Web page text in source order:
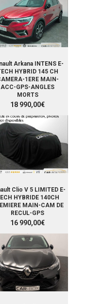
Arkana INTENS E-
HYBRID 145 CH
1ERE MAIN-
ACC-GPS-ANGLES
MORTS
18 990,00€
Clio V 5 LIMITED E-
HYBRIDE 140CH
MAIN-CAM DE
RECUL-GPS
16 990,00€